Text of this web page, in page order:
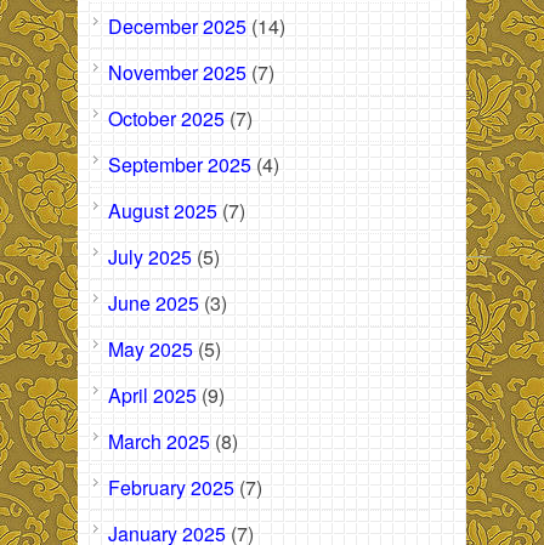
December 2025 (14)
November 2025 (7)
October 2025 (7)
September 2025 (4)
August 2025 (7)
July 2025 (5)
June 2025 (3)
May 2025 (5)
April 2025 (9)
March 2025 (8)
February 2025 (7)
January 2025 (7)